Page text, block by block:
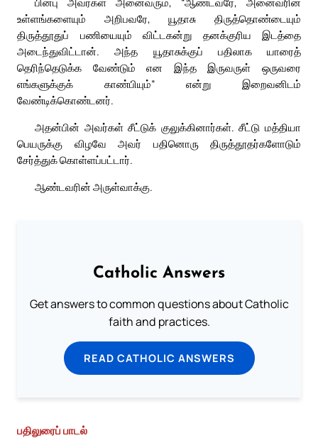
உள்ளங்களையும் அறிபவரே, யூதாசு திருத்தொண்டையும்
திருத்தூதுப் பணியையும் விட்டகன்று தனக்குரிய இடத்தை
அடைந்துவிட்டான். அந்த யூதாசுக்குப் பதிலாக யாரைத்
தெரிந்தெடுக்க வேண்டும் என இந்த இருவருள் ஒருவரை
எங்களுக்குக் காண்பியும்” என்று இறைவனிடம்
வேண்டிக்கொண்டனர்.
அதன்பின் அவர்கள் சீட்டுக் குலுக்கினார்கள். சீட்டு மத்தியா
பெயருக்கு விழவே அவர் பதினொரு திருத்தூதர்களோடும்
சேர்த்துக் கொள்ளப்பட்டார்.
ஆண்டவரின் அருள்வாக்கு.
Catholic Answers
Get answers to common questions about Catholic
faith and practices.
READ CATHOLIC ANSWERS
பதிலுரைப் பாடல்